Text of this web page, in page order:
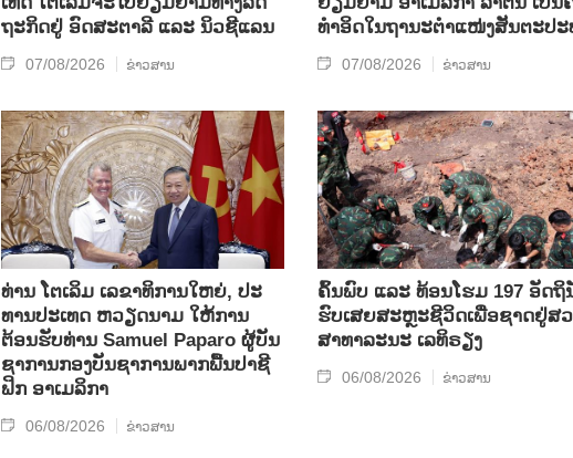
ຖະ​ກິດ​ຢູ່ ອົດ​ສະ​ຕາ​ລີ ແລະ ນິວ​ຊີ​ແລນ
07/08/2026 ຂ່າວສານ
ທຳອິດໃນຖານະຕຳແໜ່ງສັນຕະປະ
07/08/2026 ຂ່າວສານ
ທ່ານ ໂຕ​ເລິມ ເລ​ຂາ​ທິ​ການ​ໃຫຍ່, ປະ​
ທານ​ປະ​ເທດ ​ຫວຽດ​ນາມ ໃຫ້​ການ​
ຕ້ອນ​ຮັບ​ທ່ານ Samuel Paparo ຜູ້​ບັນ​
ຊາ​ການກອງ​ບັນ​ຊາ​ການພາກ​ພື້ນ​ປາ​ຊີ​
ຟິກ ອາ​ເມ​ລິ​ກາ
06/08/2026 ຂ່າວສານ
ຄົ້ນ​ພົບ ແລະ ທ້ອນ​ໂຮມ 197 ອັດ​ຖິ​
ຮົບ​ເສຍ​ສະຫຼະ​ຊີ​ວິດ​ເພື່ອ​ຊາດ​ຢູ່​ສ
ສາ​ທາ​ລະ​ນະ ເລ​ທິ​ຣຽງ
06/08/2026 ຂ່າວສານ